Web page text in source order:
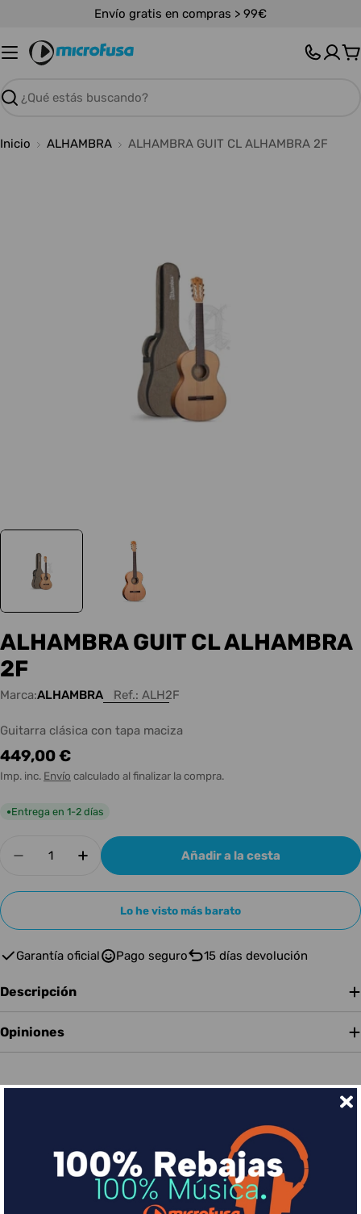
contenido
Envío gratis en compras > 99€
Buscar
Inicio ALHAMBRA ALHAMBRA GUIT CL ALHAMBRA 2F
ALHAMBRA GUIT CL ALHAMBRA
2F
Marca:ALHAMBRA Ref.: ALH2F
Guitarra clásica con tapa maciza
Precio
habitual
449,00 €
Imp. inc. Envío calculado al finalizar la compra.
●Entrega en 1-2 días
Disminuir cantidad para ALHAMBRA GUIT CL
Aumentar cantidad para ALHAMBRA
Añadir a la cesta
Lo he visto más barato
Garantía oficial Pago seguro 15 días devolución
Descripción
Opiniones
Financia tus compras con Sequra
Divide en 3 sin coste o hasta en 18 meses por una